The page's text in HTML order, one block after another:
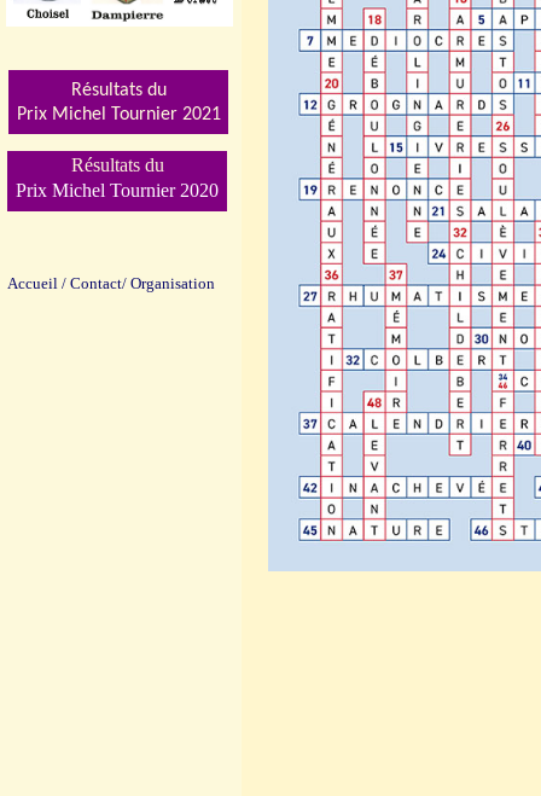
Accueil / Contact/ Organisation
Résultats du
Prix Michel Tournier 2020
Résultats du
Prix Michel Tournier 2021